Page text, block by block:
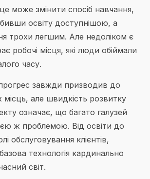
може змінити спосіб навчання,
освіту доступнішою, а
трохи легшим. Але недоліком є
робочі місця, які люди обіймали
часу.
завжди призводив до
місць, але швидкість розвитку
означає, що багато галузей
ж проблемою. Від освіти до
обслуговування клієнтів,
технологія кардинально
світ.